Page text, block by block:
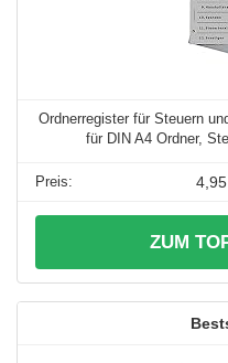
Ordnerregister für Steuern
für DIN A4 Ordner,
ZUM